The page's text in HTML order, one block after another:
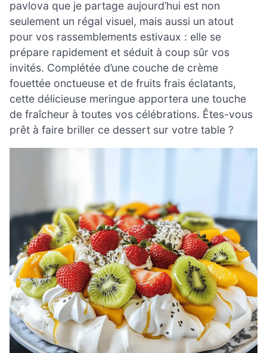
pavlova que je partage aujourd’hui est non
seulement un régal visuel, mais aussi un atout
pour vos rassemblements estivaux : elle se
prépare rapidement et séduit à coup sûr vos
invités. Complétée d’une couche de crème
fouettée onctueuse et de fruits frais éclatants,
cette délicieuse meringue apportera une touche
de fraîcheur à toutes vos célébrations. Êtes-vous
prêt à faire briller ce dessert sur votre table ?